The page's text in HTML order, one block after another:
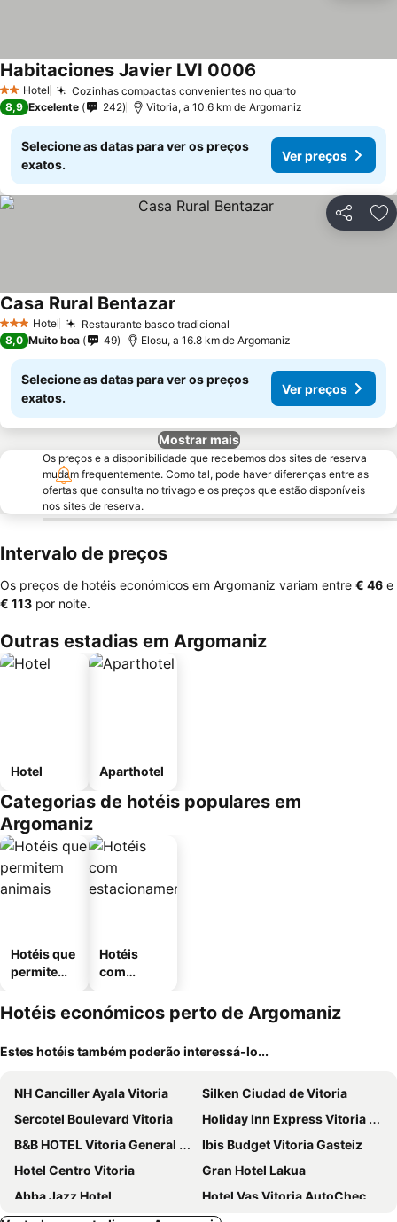
2 Estrelas
Hotel Cozinhas compactas convenientes no quartoVer preços
Habitaciones Javier LVI 0006
8,9 Excelente 242 Vitoria, a 10.6 km de Argomaniz
Selecione as datas para ver os preços
exatos.
Ver preços
Partilhar
3 EstrelasHotel Restaurante basco tradicional
Casa Rural Bentazar
8,0 Muito boa 49 Elosu, a 16.8 km de Argomaniz
Selecione as datas para ver os preços
exatos.
Ver preços
Mostrar mais
Os preços e a disponibilidade que recebemos dos sites de reserva
mudam frequentemente. Como tal, pode haver diferenças entre as
ofertas que consulta no trivago e os preços que estão disponíveis
nos sites de reserva.
Intervalo de preços
Os preços de hotéis económicos em Argomaniz variam entre ‎€ 46 e
‎€ 113 por noite.
Outras estadias em Argomaniz
Hotel Aparthotel
Categorias de hotéis populares em
Argomaniz
Hotéis que
permitem
Hotéis
com
mento
Hotéis económicos perto de Argomaniz
Estes hotéis também poderão interessá-lo...
NH Canciller Ayala Vitoria
Silken Ciudad de Vitoria
Sercotel Boulevard Vitoria
Holiday Inn Express Vitoria by IHG
B&B HOTEL Vitoria General Álava
Ibis Budget Vitoria Gasteiz
Hotel Centro Vitoria
Gran Hotel Lakua
Abba Jazz Hotel
Hotel Vas Vitoria AutoCheckIn